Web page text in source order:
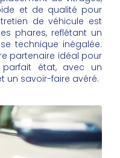
et de qualité pour
de véhicule est
phares, reflétant un
technique inégalée.
partenaire idéal pour
état, avec un
un savoir-faire avéré.